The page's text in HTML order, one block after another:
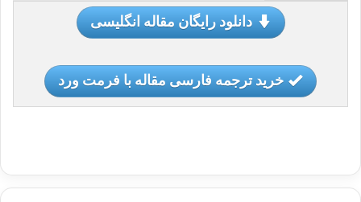
دانلود رایگان مقاله انگلیسی
خرید ترجمه فارسی مقاله با فرمت ورد